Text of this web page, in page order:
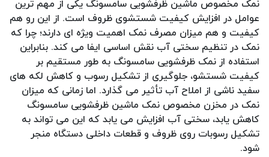
نمک مخصوص ماشین ظرفشویی سامسونگ یکی از مهم ترین
عوامل در افزایش کیفیت شستشوی ظروف است. از این رو هم
کیفیت و هم میزان مصرف نمک اهمیت ویژه ای دارند؛ چرا که
نمک در تنظیم سختی آب نقش اساسی ایفا می کند. بنابراین
استفاده از نمک ظرفشویی سامسونگ به طور مستقیم بر
کیفیت شستشو، جلوگیری از تشکیل رسوب و کاهش لکه های
سفید ناشی از املاح آب تأثیر می گذارد. اما زمانی که میزان
نمک در مخزن مخصوص نمک ماشین ظرفشویی سامسونگ
کاهش یابد، سختی آب افزایش می یابد که این می تواند به
تشکیل رسوبات روی ظروف و قطعات داخلی دستگاه منجر
شود.